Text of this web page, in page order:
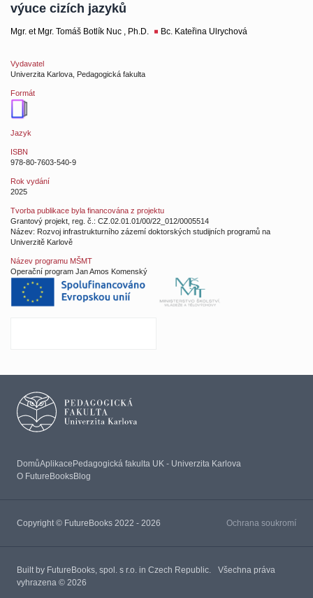
výuce cizích jazyků
Mgr. et Mgr. Tomáš Botlík Nuc , Ph.D. Bc. Kateřina Ulrychová
Vydavatel
Univerzita Karlova, Pedagogická fakulta
Formát
Jazyk
ISBN
978-80-7603-540-9
Rok vydání
2025
Tvorba publikace byla financována z projektu
Grantový projekt, reg. č.: CZ.02.01.01/00/22_012/0005514
Název: Rozvoj infrastrukturního zázemí doktorských studijních programů na
Univerzitě Karlově
Název programu MŠMT
Operační program Jan Amos Komenský
DomůAplikacePedagogická fakulta UK - Univerzita Karlova
O FutureBooksBlog
Copyright © FutureBooks 2022 - 2026 Ochrana soukromí
Built by FutureBooks, spol. s r.o. in Czech Republic. Všechna práva
vyhrazena © 2026